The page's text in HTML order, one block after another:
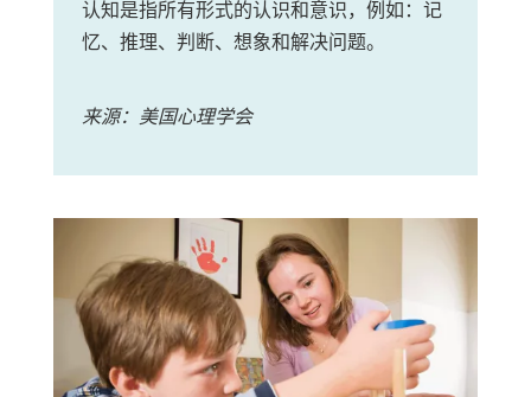
认知是指所有形式的认识和意识，例如：记
忆、推理、判断、想象和解决问题。
来源：美国心理学会